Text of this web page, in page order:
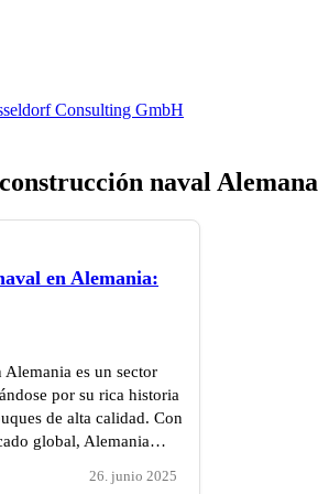
naval Alemana
en Alemania:
es un sector
por su rica historia
de alta calidad. Con
global, Alemania…
26. junio 2025